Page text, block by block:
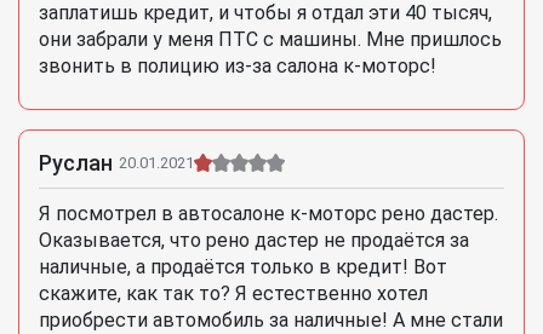
заплатишь кредит, и чтобы я отдал эти 40 тысяч,
они забрали у меня ПТС с машины. Мне пришлось
звонить в полицию из-за салона к-моторс!
Руслан 20.01.2021
Я посмотрел в автосалоне к-моторс рено дастер.
Оказывается, что рено дастер не продаётся за
наличные, а продаётся только в кредит! Вот
скажите, как так то? Я естественно хотел
приобрести автомобиль за наличные! А мне стали